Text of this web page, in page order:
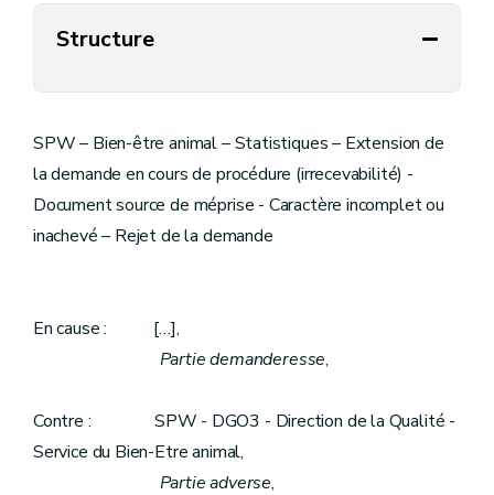
Structure
SPW – Bien-être animal – Statistiques – Extension de
la demande en cours de procédure (irrecevabilité) -
Document source de méprise - Caractère incomplet ou
inachevé – Rejet de la demande
En cause : […],
Partie demanderesse,
Contre : SPW - DGO3 - Direction de la Qualité -
Service du Bien-Etre animal,
Partie adverse,